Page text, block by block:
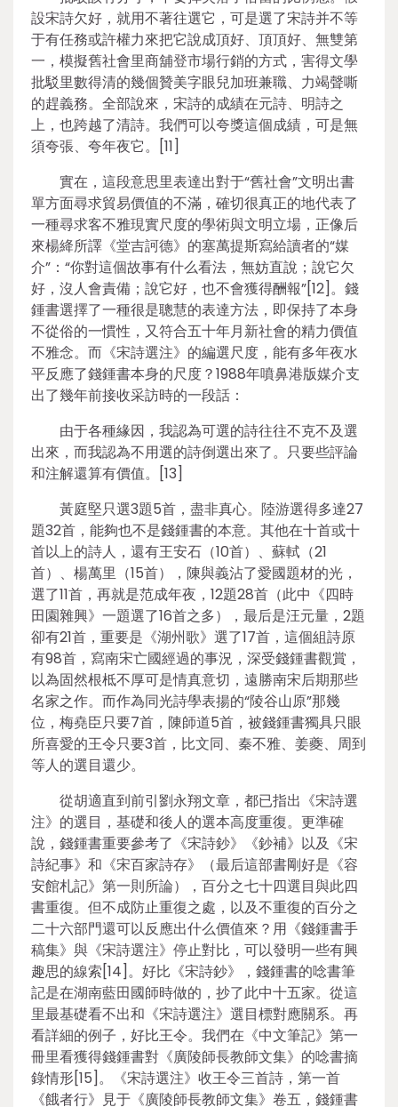
設宋詩欠好，就用不著往選它，可是選了宋詩并不等
于有任務或許權力來把它說成頂好、頂頂好、無雙第
一，模擬舊社會里商舖登市場行銷的方式，害得文學
批駁里數得清的幾個贊美字眼兒加班兼職、力竭聲嘶
的趕義務。全部說來，宋詩的成績在元詩、明詩之
上，也跨越了清詩。我們可以夸獎這個成績，可是無
須夸張、夸年夜它。[11]
實在，這段意思里表達出對于“舊社會”文明出書
單方面尋求貿易價值的不滿，確切很真正的地代表了
一種尋求客不雅現實尺度的學術與文明立場，正像后
來楊絳所譯《堂吉訶德》的塞萬提斯寫給讀者的“媒
介”：“你對這個故事有什么看法，無妨直說；說它欠
好，沒人會責備；說它好，也不會獲得酬報”[12]。錢
鍾書選擇了一種很是聰慧的表達方法，即保持了本身
不從俗的一慣性，又符合五十年月新社會的精力價值
不雅念。而《宋詩選注》的編選尺度，能有多年夜水
平反應了錢鍾書本身的尺度？1988年噴鼻港版媒介支
出了幾年前接收采訪時的一段話：
由于各種緣因，我認為可選的詩往往不克不及選
出來，而我認為不用選的詩倒選出來了。只要些評論
和注解還算有價值。[13]
黃庭堅只選3題5首，盡非真心。陸游選得多達27
題32首，能夠也不是錢鍾書的本意。其他在十首或十
首以上的詩人，還有王安石（10首）、蘇軾（21
首）、楊萬里（15首），陳與義沾了愛國題材的光，
選了11首，再就是范成年夜，12題28首（此中《四時
田園雜興》一題選了16首之多），最后是汪元量，2題
卻有21首，重要是《湖州歌》選了17首，這個組詩原
有98首，寫南宋亡國經過的事況，深受錢鍾書觀賞，
以為固然根柢不厚可是情真意切，遠勝南宋后期那些
名家之作。而作為同光詩學表揚的“陵谷山原”那幾
位，梅堯臣只要7首，陳師道5首，被錢鍾書獨具只眼
所喜愛的王令只要3首，比文同、秦不雅、姜夔、周到
等人的選目還少。
從胡適直到前引劉永翔文章，都已指出《宋詩選
注》的選目，基礎和後人的選本高度重復。更準確
說，錢鍾書重要參考了《宋詩鈔》《鈔補》以及《宋
詩紀事》和《宋百家詩存》（最后這部書剛好是《容
安館札記》第一則所論），百分之七十四選目與此四
書重復。但不成防止重復之處，以及不重復的百分之
二十六部門還可以反應出什么價值來？用《錢鍾書手
稿集》與《宋詩選注》停止對比，可以發明一些有興
趣思的線索[14]。好比《宋詩鈔》，錢鍾書的唸書筆
記是在湖南藍田國師時做的，抄了此中十五家。從這
里最基礎看不出和《宋詩選注》選目標對應關系。再
看詳細的例子，好比王令。我們在《中文筆記》第一
冊里看獲得錢鍾書對《廣陵師長教師文集》的唸書摘
錄情形[15]。《宋詩選注》收王令三首詩，第一首
《餓者行》見于《廣陵師長教師文集》卷五，錢鍾書